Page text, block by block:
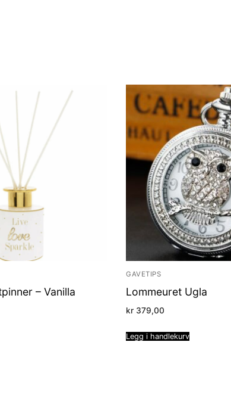
– Vanilla
GAVETIPS
Lommeuret Ugla
kr 379,00
Legg i handlekurv